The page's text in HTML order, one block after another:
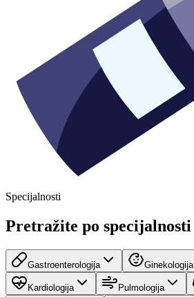
Specijalnosti
Pretražite po specijalnosti
Gastroenterologija Ginekologija
Kardiologija Pulmologija